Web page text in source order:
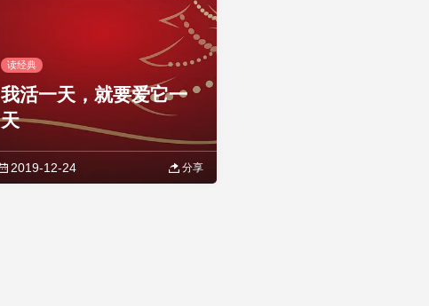
读经典
我活一天，就要爱它一
天
2019-12-24 分享